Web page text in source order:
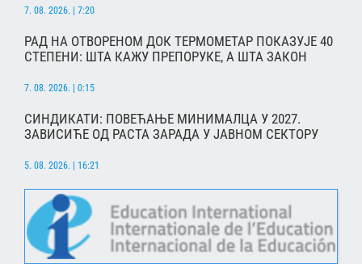
7. 08. 2026. | 7:20
РАД НА ОТВОРЕНОМ ДОК ТЕРМОМЕТАР ПОКАЗУЈЕ 40
СТЕПЕНИ: ШТА КАЖУ ПРЕПОРУКЕ, А ШТА ЗАКОН
7. 08. 2026. | 0:15
СИНДИКАТИ: ПОВЕЋАЊЕ МИНИМАЛЦА У 2027.
ЗАВИСИЋЕ ОД РАСТА ЗАРАДА У ЈАВНОМ СЕКТОРУ
5. 08. 2026. | 16:21